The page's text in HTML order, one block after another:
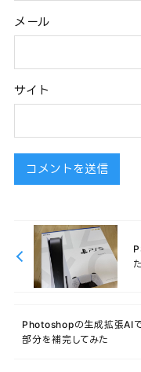
メール
サイト
た
Photoshopの生成拡張AI
部分を補完してみた